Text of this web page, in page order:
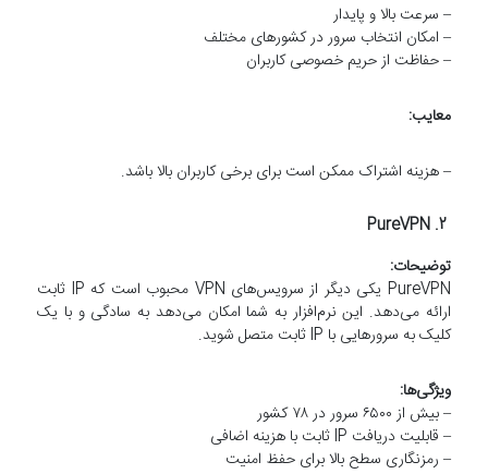
– سرعت بالا و پایدار
– امکان انتخاب سرور در کشورهای مختلف
– حفاظت از حریم خصوصی کاربران
معایب:
– هزینه اشتراک ممکن است برای برخی کاربران بالا باشد.
2. PureVPN
توضیحات:
PureVPN یکی دیگر از سرویس‌های VPN محبوب است که IP ثابت
ارائه می‌دهد. این نرم‌افزار به شما امکان می‌دهد به سادگی و با یک
کلیک به سرورهایی با IP ثابت متصل شوید.
ویژگی‌ها:
– بیش از ۶۵۰۰ سرور در ۷۸ کشور
– قابلیت دریافت IP ثابت با هزینه اضافی
– رمزنگاری سطح بالا برای حفظ امنیت